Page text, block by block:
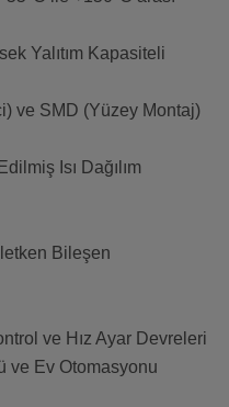
Yalıtım Kapasiteli
ve SMD (Yüzey Montaj)
Isı Dağılım
Bileşen
ve Hız Ayar Devreleri
ve Ev Otomasyonu